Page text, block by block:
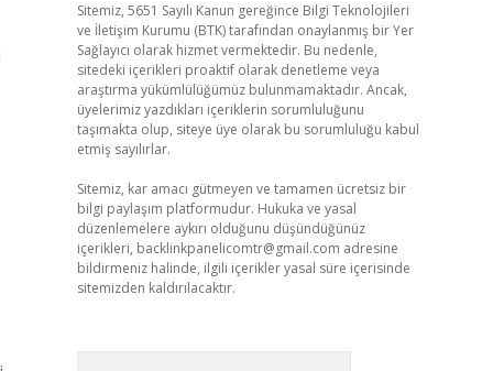
Sitemiz, 5651 Sayılı Kanun gereğince Bilgi Teknolojileri
ve İletişim Kurumu (BTK) tarafından onaylanmış bir Yer
Sağlayıcı olarak hizmet vermektedir. Bu nedenle,
sitedeki içerikleri proaktif olarak denetleme veya
araştırma yükümlülüğümüz bulunmamaktadır. Ancak,
üyelerimiz yazdıkları içeriklerin sorumluluğunu
taşımakta olup, siteye üye olarak bu sorumluluğu kabul
etmiş sayılırlar.
Sitemiz, kar amacı gütmeyen ve tamamen ücretsiz bir
bilgi paylaşım platformudur. Hukuka ve yasal
düzenlemelere aykırı olduğunu düşündüğünüz
içerikleri, backlinkpanelicomtr@gmail.com adresine
bildirmeniz halinde, ilgili içerikler yasal süre içerisinde
sitemizden kaldırılacaktır.